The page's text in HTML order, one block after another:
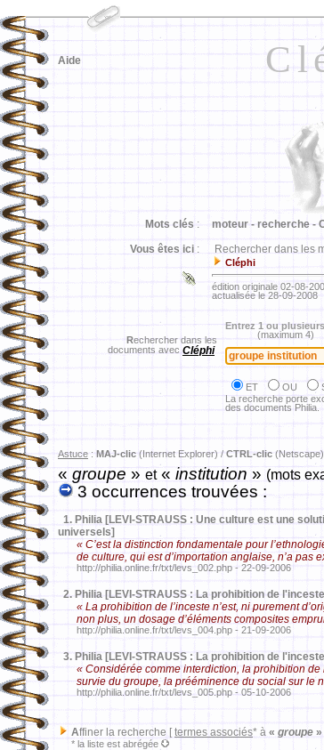
Aide
Mots clés : moteur - recherche -
Vous êtes ici : Rechercher dans les
Cléphi
édition originale 02-08-
actualisée le 28-09-2008
Rechercher dans les
documents avec Cléphi
Entrez 1 ou
(maximum 4)
ET OU
La recherche porte
des documents Philia.
Astuce : MAJ-clic (Internet Explorer) / CTRL-clic
«groupe» et« institution » (mots
3 occurrences trouvées :
1. Philia [LEVI-STRAUSS : Une culture est une
universels]
« C’est la distinction fondamentale pour
de culture, qui est d’importation anglaise, n’a
http://philia.online.fr/txt/levs_002.php - 22-09-2006
2. Philia [LEVI-STRAUSS : La prohibition de
« La prohibition de l’inceste n’est, ni purement
non plus, un dosage d’éléments composites
http://philia.online.fr/txt/levs_004.php - 21-09-2006
3. Philia [LEVI-STRAUSS : La prohibition de
« Considérée comme interdiction, la prohibition
survie du groupe, la prééminence du social sur le
http://philia.online.fr/txt/levs_005.php - 05-10-2006
Affiner la recherche [ termes associés* à « groupe »
* la liste est abrégée